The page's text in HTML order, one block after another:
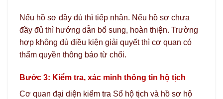
Nếu hồ sơ đầy đủ thì tiếp nhận. Nếu hồ sơ chưa
đầy đủ thì hướng dẫn bổ sung, hoàn thiện. Trường
hợp không đủ điều kiện giải quyết thì cơ quan có
thẩm quyền thông báo từ chối.
Bước 3: Kiểm tra, xác minh thông tin hộ tịch
Cơ quan đại diện kiểm tra Sổ hộ tịch và hồ sơ hộ